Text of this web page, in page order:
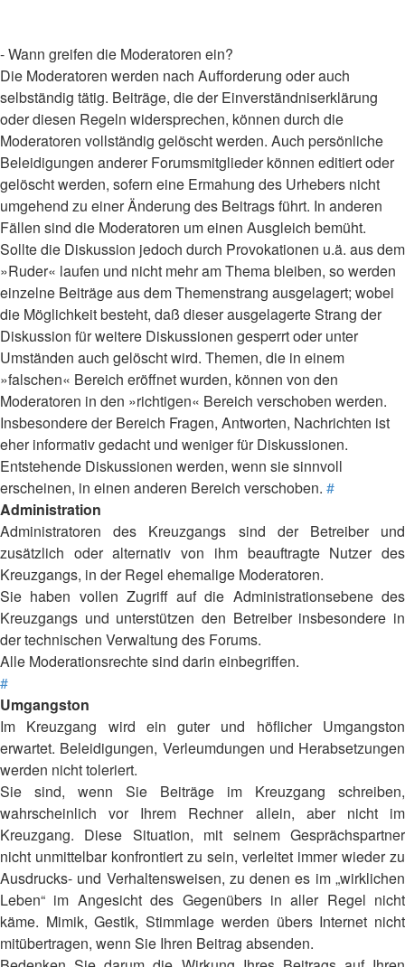
- Wann greifen die Moderatoren ein?
Die Moderatoren werden nach Aufforderung oder auch
selbständig tätig. Beiträge, die der Einverständniserklärung
oder diesen Regeln widersprechen, können durch die
Moderatoren vollständig gelöscht werden. Auch persönliche
Beleidigungen anderer Forumsmitglieder können editiert oder
gelöscht werden, sofern eine Ermahung des Urhebers nicht
umgehend zu einer Änderung des Beitrags führt. In anderen
Fällen sind die Moderatoren um einen Ausgleich bemüht.
Sollte die Diskussion jedoch durch Provokationen u.ä. aus dem
»Ruder« laufen und nicht mehr am Thema bleiben, so werden
einzelne Beiträge aus dem Themenstrang ausgelagert; wobei
die Möglichkeit besteht, daß dieser ausgelagerte Strang der
Diskussion für weitere Diskussionen gesperrt oder unter
Umständen auch gelöscht wird. Themen, die in einem
»falschen« Bereich eröffnet wurden, können von den
Moderatoren in den »richtigen« Bereich verschoben werden.
Insbesondere der Bereich Fragen, Antworten, Nachrichten ist
eher informativ gedacht und weniger für Diskussionen.
Entstehende Diskussionen werden, wenn sie sinnvoll
erscheinen, in einen anderen Bereich verschoben. #
Administration
Administratoren des Kreuzgangs sind der Betreiber und
zusätzlich oder alternativ von ihm beauftragte Nutzer des
Kreuzgangs, in der Regel ehemalige Moderatoren.
Sie haben vollen Zugriff auf die Administrationsebene des
Kreuzgangs und unterstützen den Betreiber insbesondere in
der technischen Verwaltung des Forums.
Alle Moderationsrechte sind darin einbegriffen.
#
Umgangston
Im Kreuzgang wird ein guter und höflicher Umgangston
erwartet. Beleidigungen, Verleumdungen und Herabsetzungen
werden nicht toleriert.
Sie sind, wenn Sie Beiträge im Kreuzgang schreiben,
wahrscheinlich vor Ihrem Rechner allein, aber nicht im
Kreuzgang. Diese Situation, mit seinem Gesprächspartner
nicht unmittelbar konfrontiert zu sein, verleitet immer wieder zu
Ausdrucks- und Verhaltensweisen, zu denen es im „wirklichen
Leben“ im Angesicht des Gegenübers in aller Regel nicht
käme. Mimik, Gestik, Stimmlage werden übers Internet nicht
mitübertragen, wenn Sie Ihren Beitrag absenden.